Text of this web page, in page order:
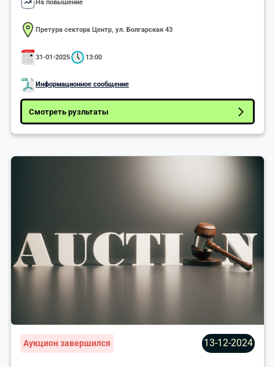
На повышение
Претура сектора Центр, ул. Болгарская 43
31-01-2025 13:00
Информационное сообщение
Смотреть рузльтаты
Аукцион завершился 13-12-2024